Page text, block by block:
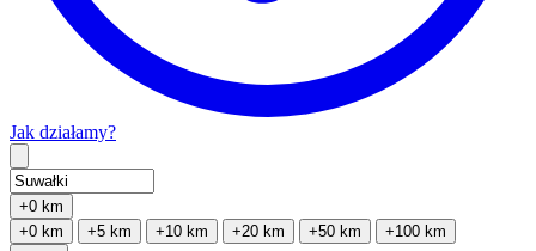
Jak działamy?
+0 km
+0 km
+5 km +10 km +20 km +50 km +100 km